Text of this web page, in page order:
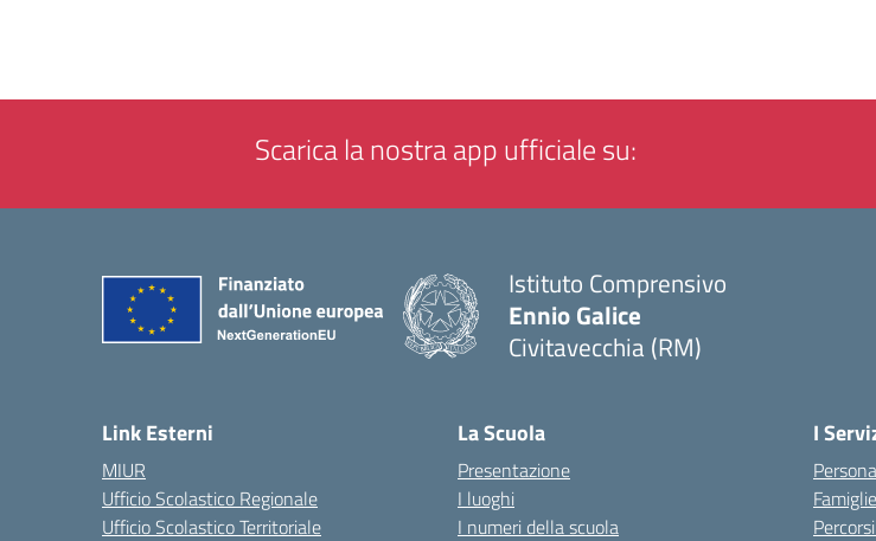
Scarica la nostra app ufficiale su:
Istituto Comprensivo
Ennio Galice
Civitavecchia (RM)
Link Esterni
MIUR
Ufficio Scolastico Regionale
Ufficio Scolastico Territoriale
La Scuola
Presentazione
I luoghi
I numeri della scuola
I